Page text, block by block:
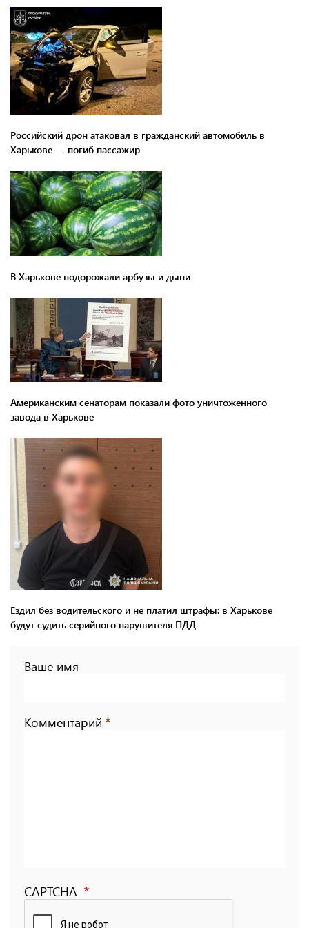
Российский дрон атаковал в гражданский автомобиль в
Харькове — погиб пассажир
В Харькове подорожали арбузы и дыни
Американским сенаторам показали фото уничтоженного
завода в Харькове
Ездил без водительского и не платил штрафы: в Харькове
будут судить серийного нарушителя ПДД
Ваше имя
Комментарий
CAPTCHA